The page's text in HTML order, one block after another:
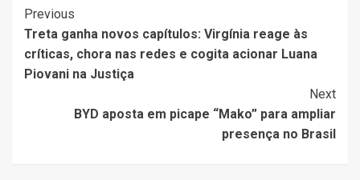
Post
Navigation
Previous
Treta ganha novos capítulos: Virgínia reage às
críticas, chora nas redes e cogita acionar Luana
Piovani na Justiça
Next
BYD aposta em picape “Mako” para ampliar
presença no Brasil